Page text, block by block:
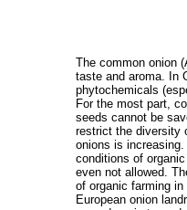
The common onion
taste and aroma. In
phytochemicals
For the most part,
seeds cannot be
restrict the diversity
onions is
conditions of
even not allowed.
of organic farming
European onion